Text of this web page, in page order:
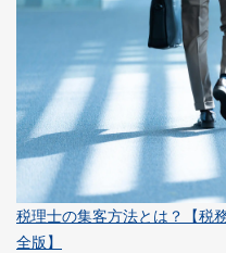
税理士の集客方法とは？【税
全版】